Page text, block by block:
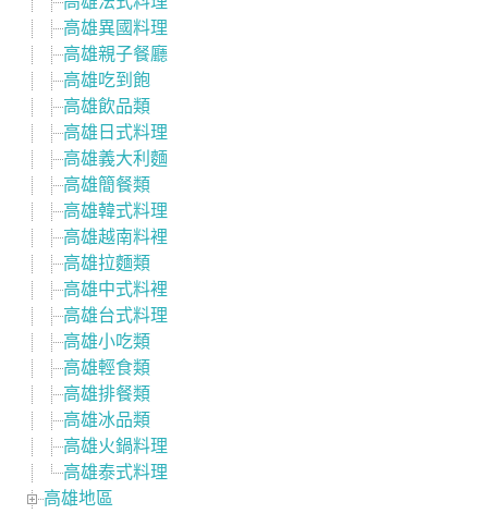
高雄異國料理
高雄親子餐廳
高雄吃到飽
高雄飲品類
高雄日式料理
高雄義大利麵
高雄簡餐類
高雄韓式料理
高雄越南料裡
高雄拉麵類
高雄中式料裡
高雄台式料理
高雄小吃類
高雄輕食類
高雄排餐類
高雄冰品類
高雄火鍋料理
高雄泰式料理
高雄地區